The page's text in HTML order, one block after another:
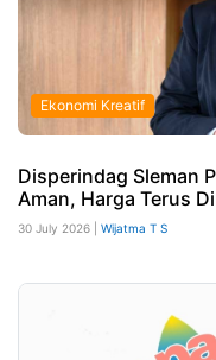
Ekonomi Kreatif
Disperindag Sleman
Aman, Harga Terus
30 July 2026 | Wijatma T S